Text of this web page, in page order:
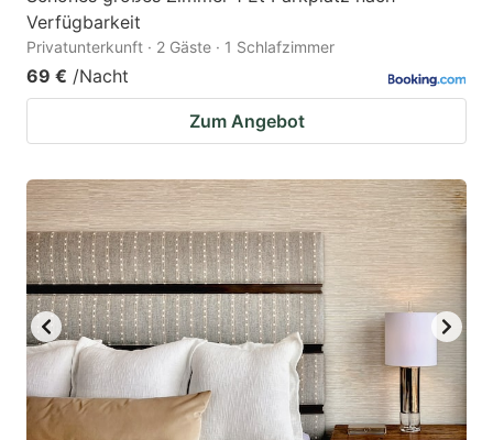
Verfügbarkeit
Privatunterkunft · 2 Gäste · 1 Schlafzimmer
69 € /Nacht
Zum Angebot